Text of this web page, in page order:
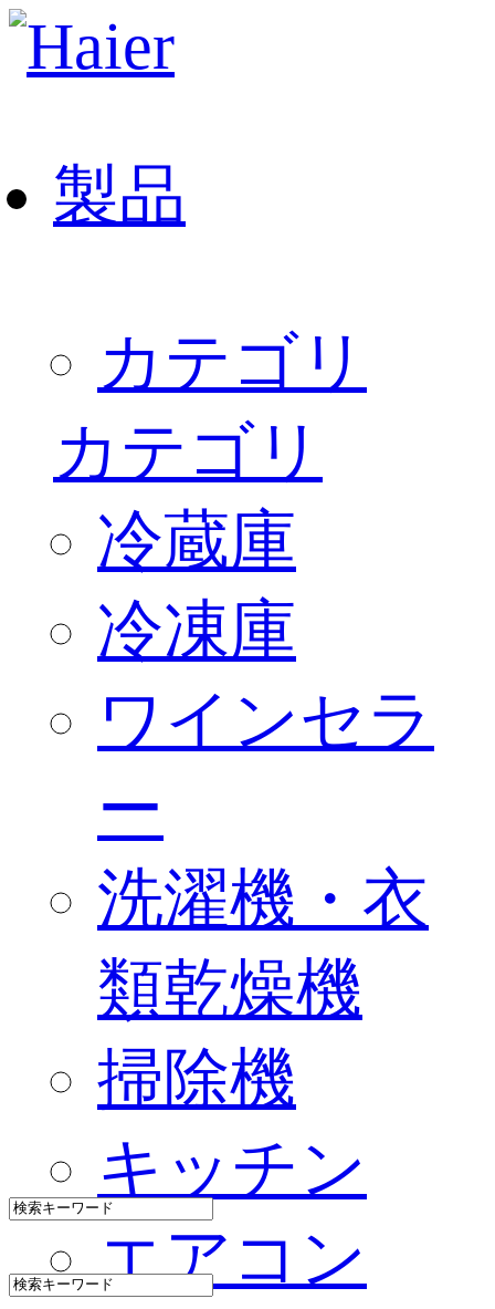
製品
カテゴリ
カテゴリ
冷蔵庫
冷凍庫
ワインセラ
ー
洗濯機・衣
類乾燥機
掃除機
キッチン
エアコン